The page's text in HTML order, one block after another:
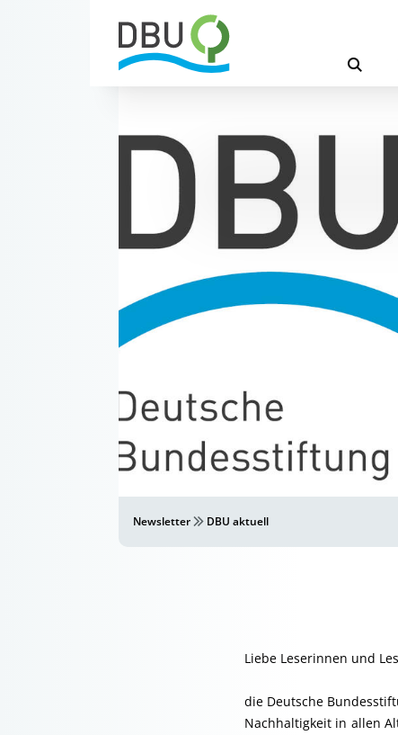
Newsletter DBU aktuell
Liebe Leserinnen und
die Deutsche
Nachhaltigkeit in allen